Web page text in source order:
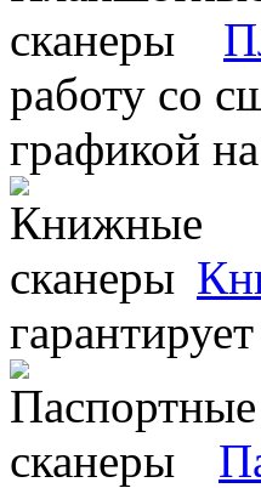
работу со
графикой